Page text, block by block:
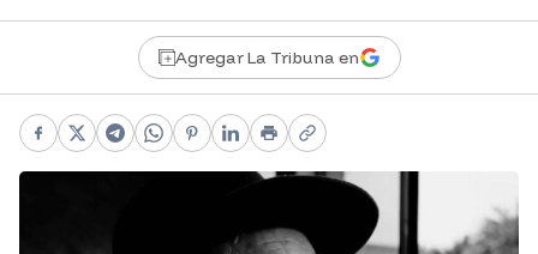
Agregar La Tribuna en
Facebook
X Telegram
WhatsApp
Pinterest
LinkedIn
PrintCopy link